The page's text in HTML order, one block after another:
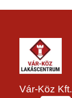
Vár-Köz Kft.